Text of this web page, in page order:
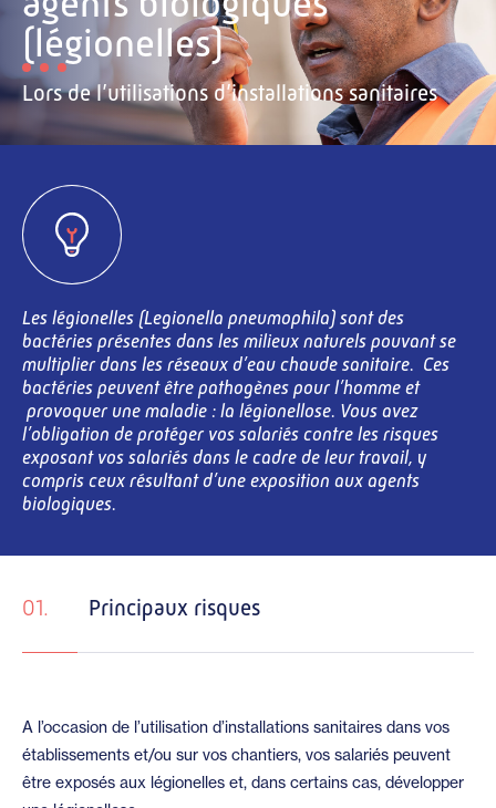
(légionelles)
Lors de l’utilisations d’installations sanitaires
Les légionelles (Legionella pneumophila) sont des
bactéries présentes dans les milieux naturels pouvant se
multiplier dans les réseaux d’eau chaude sanitaire. Ces
bactéries peuvent être pathogènes pour l’homme et
provoquer une maladie : la légionellose. Vous avez
l’obligation de protéger vos salariés contre les risques
exposant vos salariés dans le cadre de leur travail, y
compris ceux résultant d’une exposition aux agents
biologiques.
01. Principaux risques
A l’occasion de l’utilisation d’installations sanitaires dans vos
établissements et/ou sur vos chantiers, vos salariés peuvent
être exposés aux légionelles et, dans certains cas, développer